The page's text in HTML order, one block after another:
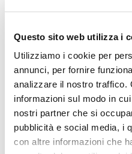
Questo sito web utilizza i
Utilizziamo i cookie per
annunci, per fornire
analizzare il nostro traffico.
informazioni sul modo in
nostri partner che si
pubblicità e social media, i
con altre informazioni che
Pollo e
Junior | Mini
Italian Way Wet Junior
alimento ideato per
cuccioli di tutte le
free e la sua